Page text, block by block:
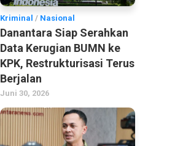
Kriminal / Nasional
Danantara Siap Serahkan
Data Kerugian BUMN ke
KPK, Restrukturisasi Terus
Berjalan
Juni 30, 2026